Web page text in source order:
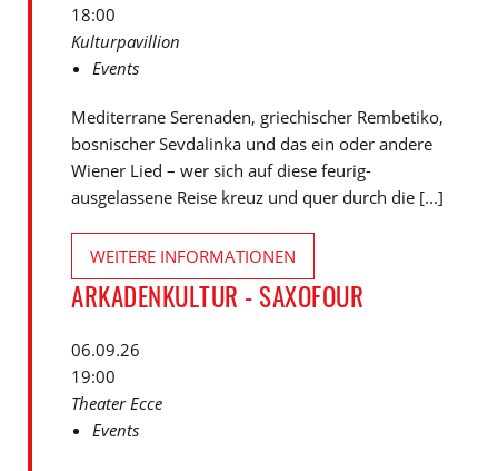
18:00
Kulturpavillion
Events
Mediterrane Serenaden, griechischer Rembetiko,
bosnischer Sevdalinka und das ein oder andere
Wiener Lied – wer sich auf diese feurig-
ausgelassene Reise kreuz und quer durch die [...]
WEITERE INFORMATIONEN
ARKADENKULTUR - SAXOFOUR
06.09.26
19:00
Theater Ecce
Events